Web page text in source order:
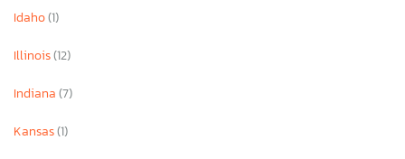
Idaho(1)
Illinois(12)
Indiana(7)
Kansas(1)